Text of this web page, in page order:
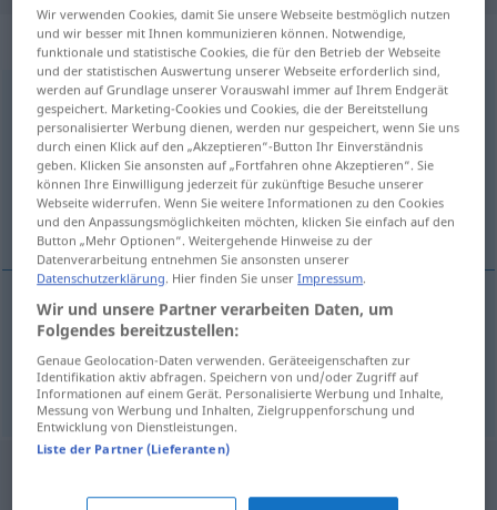
„entroncamento“: masculino
entroncamento [ẽtrõkɜˈmẽtu]m
Übersicht aller Übersetzungen
(Für mehr Details die Übersetzung anklicken/antippen)
Abzweigung, Bahnknotenpunkt
Abzweigungf entroncamento
(Bahn)Knotenpunktm entroncamento FERROV
Wir verwenden Cookies, damit Sie unsere Webseite bestmöglich nutzen
und wir besser mit Ihnen kommunizieren können. Notwendige,
funktionale und statistische Cookies, die für den Betrieb der Webseite
und der statistischen Auswertung unserer Webseite erforderlich sind,
werden auf Grundlage unserer Vorauswahl immer auf Ihrem Endgerät
gespeichert. Marketing-Cookies und Cookies, die der Bereitstellung
personalisierter Werbung dienen, werden nur gespeichert, wenn Sie uns
durch einen Klick auf den „Akzeptieren“-Button Ihr Einverständnis
geben. Klicken Sie ansonsten auf „Fortfahren ohne Akzeptieren“. Sie
können Ihre Einwilligung jederzeit für zukünftige Besuche unserer
Webseite widerrufen. Wenn Sie weitere Informationen zu den Cookies
und den Anpassungsmöglichkeiten möchten, klicken Sie einfach auf den
Button „Mehr Optionen“. Weitergehende Hinweise zu der
Datenverarbeitung entnehmen Sie ansonsten unserer
Datenschutzerklärung. Hier finden Sie unserImpressum.
Wir und unsere Partner verarbeiten Daten, um
Folgendes bereitzustellen:
Genaue Geolocation-Daten verwenden. Geräteeigenschaften zur
Identifikation aktiv abfragen. Speichern von und/oder Zugriff auf
Informationen auf einem Gerät. Personalisierte Werbung und Inhalte,
Messung von Werbung und Inhalten, Zielgruppenforschung und
Entwicklung von Dienstleistungen.
Liste der Partner (Lieferanten)